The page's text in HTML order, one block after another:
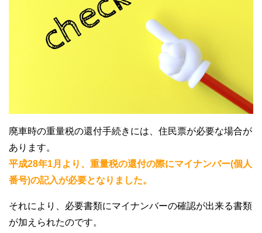
廃車時の重量税の還付手続きには、住民票が必要な場合が
あります。
平成28年1月より、重量税の還付の際にマイナンバー(個人
番号)の記入が必要となりました。
それにより、必要書類にマイナンバーの確認が出来る書類
が加えられたのです。